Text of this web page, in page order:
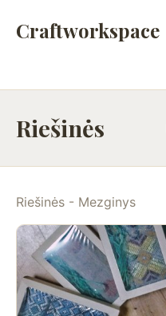
Craftworkspace
Riešinės
Riešinės - Mezginys